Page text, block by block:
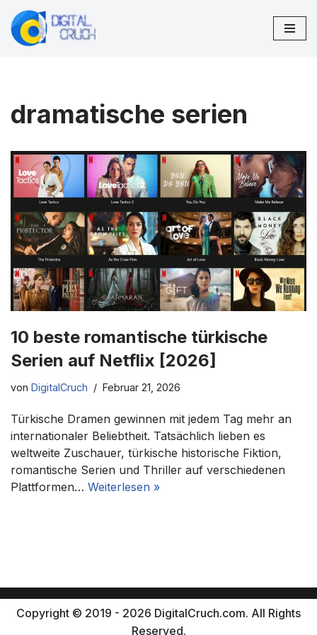
Zum
dramatische serien
10 beste romantische türkische
Serien auf Netflix [2026]
von DigitalCruch Februar 21, 2026
Türkische Dramen gewinnen mit jedem Tag mehr an
internationaler Beliebtheit. Tatsächlich lieben es
weltweite Zuschauer, türkische historische Fiktion,
romantische Serien und Thriller auf verschiedenen
Plattformen… Weiterlesen »
Copyright © 2019 - 2026 DigitalCruch.com. All Rights
Reserved.